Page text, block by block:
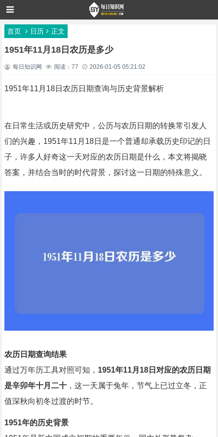
首页 日历 正文
1951年11月18日农历是多少
每日知识网 阅读：77 2026-01-05 05:21:02
1951年11月18日农历日期查询与历史背景解析
在日常生活或历史研究中，公历与农历日期的转换常引发人
们的兴趣，1951年11月18日是一个普通却承载历史印记的日
子，许多人好奇这一天对应的农历日期是什么，本文将揭晓
答案，并结合当时的时代背景，探讨这一日期的特殊意义。
农历日期查询结果
通过万年历工具对照可知， 1951年11月18日对应的农历日期
是辛卯年十月二十，这一天属于兔年，节气上已过立冬，正
值深秋向初冬过渡的时节。
1951年的历史背景